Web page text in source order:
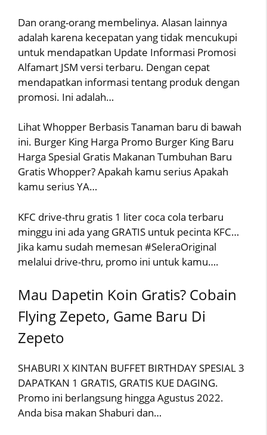
Dan orang-orang membelinya. Alasan lainnya
adalah karena kecepatan yang tidak mencukupi
untuk mendapatkan Update Informasi Promosi
Alfamart JSM versi terbaru. Dengan cepat
mendapatkan informasi tentang produk dengan
promosi. Ini adalah…
Lihat Whopper Berbasis Tanaman baru di bawah
ini. Burger King Harga Promo Burger King Baru
Harga Spesial Gratis Makanan Tumbuhan Baru
Gratis Whopper? Apakah kamu serius Apakah
kamu serius YA…
KFC drive-thru gratis 1 liter coca cola terbaru
minggu ini ada yang GRATIS untuk pecinta KFC…
Jika kamu sudah memesan #SeleraOriginal
melalui drive-thru, promo ini untuk kamu….
Mau Dapetin Koin Gratis? Cobain
Flying Zepeto, Game Baru Di
Zepeto
SHABURI X KINTAN BUFFET BIRTHDAY SPESIAL 3
DAPATKAN 1 GRATIS, GRATIS KUE DAGING.
Promo ini berlangsung hingga Agustus 2022.
Anda bisa makan Shaburi dan…